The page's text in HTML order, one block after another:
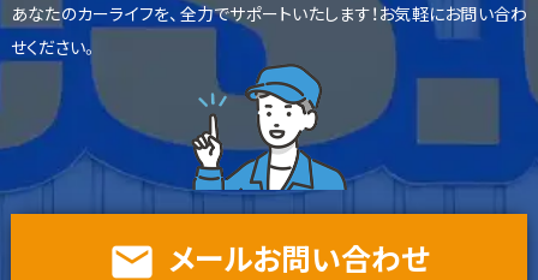
あなたのカーライフを、全力でサポートいたします！お気軽にお問い合わ
せください。
email メールお問い合わせ